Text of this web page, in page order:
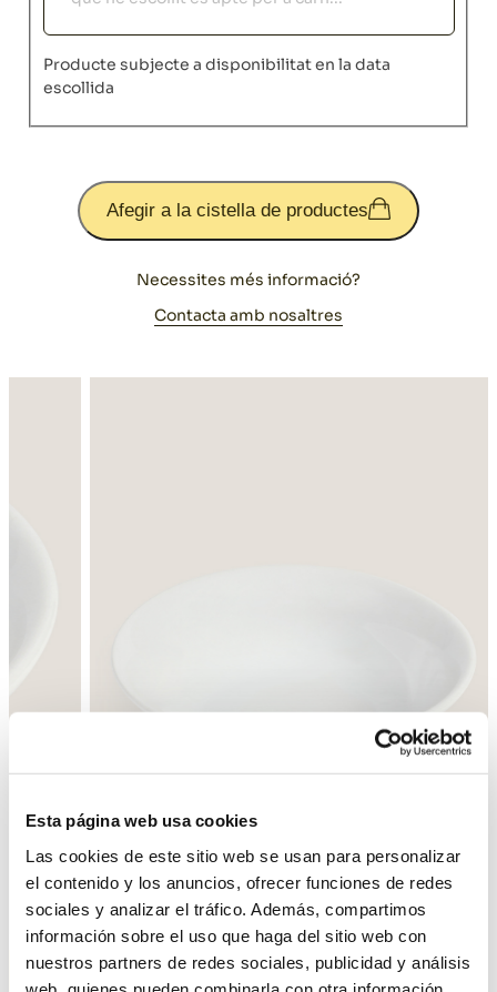
Esta página web usa cookies
Las cookies de este sitio web se usan para personalizar
el contenido y los anuncios, ofrecer funciones de redes
sociales y analizar el tráfico. Además, compartimos
información sobre el uso que haga del sitio web con
nuestros partners de redes sociales, publicidad y análisis
Producte subjecte a disponibilitat en la data
escollida
Afegir a la cistella de productes
Necessites més informació?
Contacta amb nosaltres
Enrere Següent